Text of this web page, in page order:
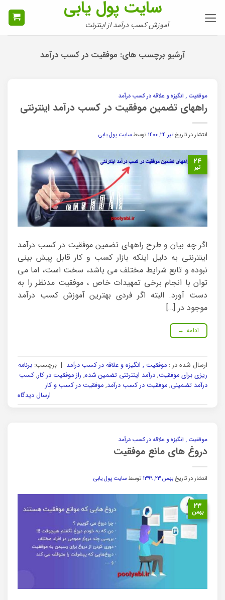
سایت پول یابی
آموزش کسب درآمد از اینترنت
آرشیو برچسب های: موفقیت در کسب درآمد
موفقیت , انگیزه و علاقه در کسب درآمد
راههای تضمین موفقیت در کسب درآمد اینترنتی
انتشار در تاریختیر ۲۴, ۱۴۰۰ توسط سایت پول یابی
۲۴
تیر
اگر چه بیان و طرح راههای تضمین موفقیت در کسب درآمد
اینترنتی به دلیل اینکه بازار کسب و کار قابل پیش بینی
نبوده و تابع شرایط مختلف می باشد، سخت است، اما می
توان با انجام برخی تمهیدات خاص ، موفقیت مدنظر را به
دست آورد. البته اگر فردی بهترین آموزش کسب درآمد
موجود در […]
ادامه →
ارسال شده در : موفقیت , انگیزه و علاقه در کسب درآمد | برچسب: برنامه
ریزی برای موفقیت, درآمد اینترنتی تضمین شده, راز موفقیت در کار, کسب
درآمد تضمینی, موفقیت در کسب درآمد, موفقیت در کسب و کار
ارسال دیدگاه
موفقیت , انگیزه و علاقه در کسب درآمد
دروغ های مانع موفقیت
انتشار در تاریخبهمن ۲۳, ۱۳۹۹ توسط سایت پول یابی
۲۳
بهمن